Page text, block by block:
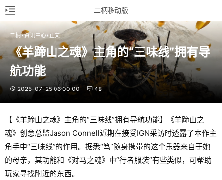
二柄移动版
二柄 资讯中心 正文
《羊蹄山之魂》主角的“三味线”拥有导
航功能
2025-07-25 06:00:00 48
【《羊蹄山之魂》主角的“三味线”拥有导航功能】《羊蹄山之
魂》创意总监Jason Connell近期在接受IGN采访时透露了本作主
角手中“三味线”的作用。据悉“笃”随身携带的这个乐器来自于她
的母亲，其功能和《对马之魂》中“行者服装”有些类似，可帮助
玩家寻找附近的东西。